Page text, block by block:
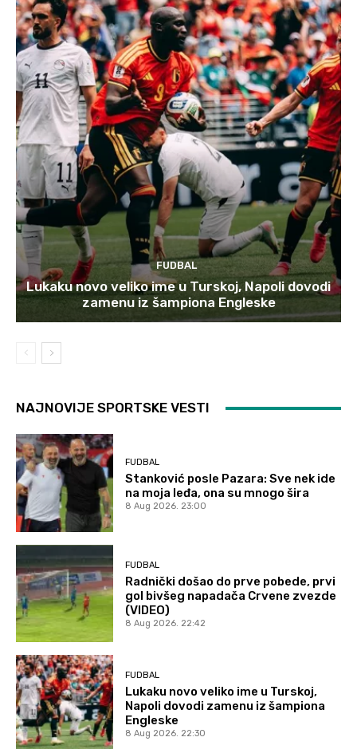
FUDBAL
Lukaku novo veliko ime u Turskoj, Napoli dovodi
zamenu iz šampiona Engleske
NAJNOVIJE SPORTSKE VESTI
FUDBAL
Stanković posle Pazara: Sve nek ide
na moja leđa, ona su mnogo šira
8 Aug 2026. 23:00
FUDBAL
Radnički došao do prve pobede, prvi
gol bivšeg napadača Crvene zvezde
(VIDEO)
8 Aug 2026. 22:42
FUDBAL
Lukaku novo veliko ime u Turskoj,
Napoli dovodi zamenu iz šampiona
Engleske
8 Aug 2026. 22:30